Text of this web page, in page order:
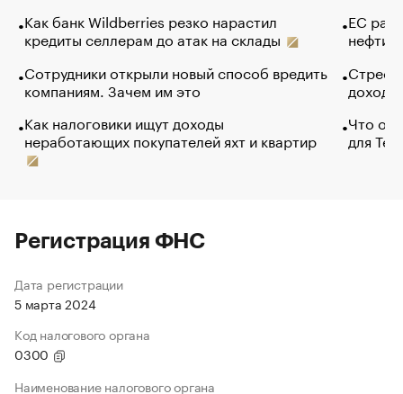
Как банк Wildberries резко нарастил
кредиты селлерам до атак на склады
Сотрудники открыли новый способ вредить
компаниям. Зачем им это
Как налоговики ищут доходы
неработающих покупателей яхт и квартир
ЕС
нефти
Что
для
Регистрация ФНС
Дата регистрации
5 марта 2024
Код налогового органа
0300
Наименование налогового органа